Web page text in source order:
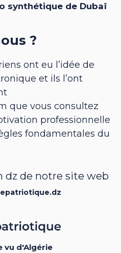
?
ont eu l’idée de
et ils l’ont
que vous consultez
professionnelle
fondamentales du
dz de notre site web
vu d'Algérie